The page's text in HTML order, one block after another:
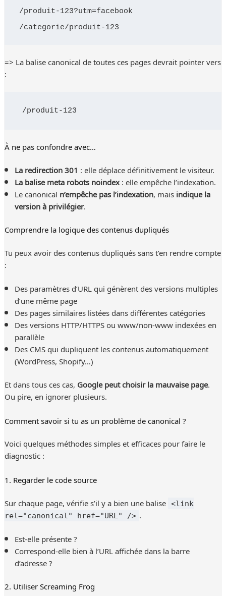
/produit-123?utm=facebook
/categorie/produit-123
=> La balise canonical de toutes ces pages devrait pointer vers
:
/produit-123
À ne pas confondre avec…
La redirection 301 : elle déplace définitivement le visiteur.
La balise meta robots noindex: elle empêche l’indexation.
Le canonical n’empêche pas l’indexation, maisindique la
version à privilégier.
Comprendre la logique des contenus dupliqués
Tu peux avoir des contenus dupliqués sans t’en rendre compte
:
Des paramètres d’URL qui génèrent des versions multiples
d’une même page
Des pages similaires listées dans différentes catégories
Des versions HTTP/HTTPS ou www/non-www indexées en
parallèle
Des CMS qui dupliquent les contenus automatiquement
(WordPress, Shopify…)
Et dans tous ces cas, Google peut choisir la mauvaise page.
Ou pire, en ignorer plusieurs.
Comment savoir si tu as un problème de canonical ?
Voici quelques méthodes simples et efficaces pour faire le
diagnostic :
1. Regarder le code source
Sur chaque page, vérifie s’il y a bien une balise <link
rel="canonical" href="URL" /> .
Est-elle présente ?
Correspond-elle bien à l’URL affichée dans la barre
d’adresse ?
2. Utiliser Screaming Frog